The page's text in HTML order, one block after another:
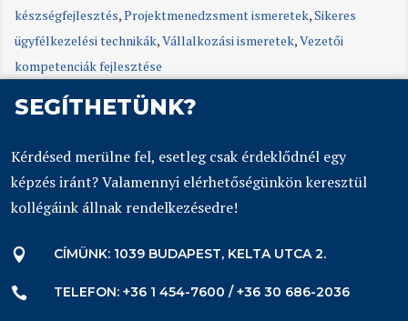
készségfejlesztés,Projektmenedzsment ismeretek,Sikeres
ügyfélkezelési technikák,Vállalkozási ismeretek,Vezetői
kompetenciák fejlesztése
SEGÍTHETÜNK?
Kérdésed merülne fel, esetleg csak érdeklődnél egy
képzés iránt? Valamennyi elérhetőségünkön keresztül
kollégáink állnak rendelkezésedre!
 CÍMÜNK: 1039 BUDAPEST, KELTA UTCA 2.
 TELEFON: +36 1 454-7600 / +36 30 686-2036